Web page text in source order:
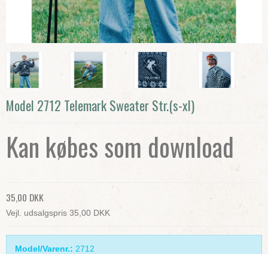
Model 2712 Telemark Sweater Str.(s-xl)
Kan købes som download
35,00 DKK
Vejl. udsalgspris 35,00 DKK
Model/Varenr.: 2712